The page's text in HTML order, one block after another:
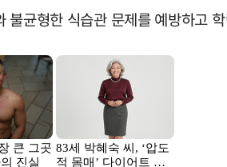
균형한 식습관 문제를 예방하고